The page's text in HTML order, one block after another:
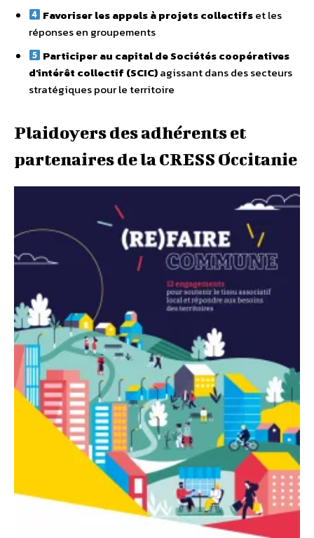
Favoriser les appels à projets collectifset les
réponses en groupements
Participer au capital de Sociétés coopératives
d’intérêt collectif (SCIC)agissant dans des secteurs
stratégiques pour le territoire
Plaidoyers des adhérents et
partenaires de la CRESS Occitanie